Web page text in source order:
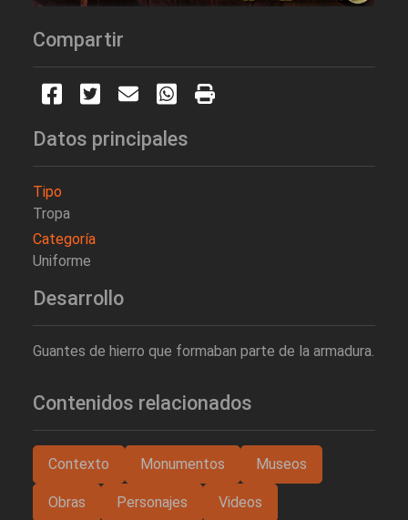
Compartir
Datos principales
Tipo
Tropa
Categoría
Uniforme
Desarrollo
Guantes de hierro que formaban parte de la armadura.
Contenidos relacionados
Contexto Monumentos Museos
Obras Personajes Videos